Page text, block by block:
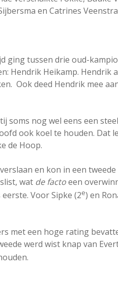
en Catrines
ging tussen drie oud-
Hendrik Heikamp.
Ook deed Hendrik mee
soms nog wel eens een
ook koel te houden. Dat
de Hoop.
en kon in een
wat de factoeen
Voor Sipke (2e) en
met een hoge rating
werd wist knap van